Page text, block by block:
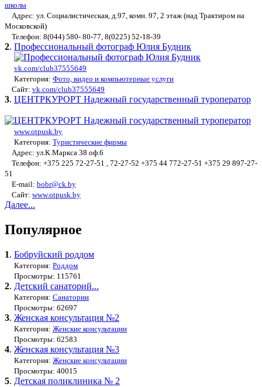
школы
Адрес: ул. Социалистическая, д.97, комн. 97, 2 этаж (над Трактиром на
Московской)
Телефон: 8(044) 580- 80-77, 8(0225) 52-18-39
2. Профессиональный фотограф Юлия Будник
vk.com/club37555649
Категория: Фото, видео и компьютерные услуги
Сайт: vk.com/club37555649
3. ЦЕНТРКУРОРТ Надежный государственный туроператор
www.otpusk.by
Категория: Туристические фирмы
Адрес: ул.К.Маркса 38 оф.6
Телефон: +375 225 72-27-51 , 72-27-52 +375 44 772-27-51 +375 29 897-27-
51
E-mail: bobr@ck.by
Сайт: www.otpusk.by
Далее...
Популярное
1. Бобруйский роддом
Категория: Роддом
Просмотры: 115761
2. Детский санаторий...
Категория: Санатории
Просмотры: 62697
3. Женская консультация №2
Категория: Женские консультации
Просмотры: 62583
4. Женская консультация №3
Категория: Женские консультации
Просмотры: 40015
5. Детская поликлиника № 2